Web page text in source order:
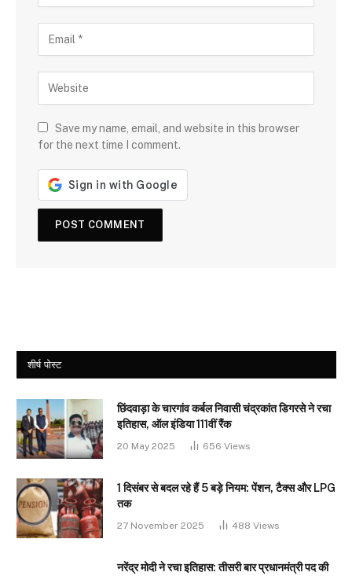
Save my name, email, and website in this browser
for the next time I comment.
शीर्ष पोस्ट
छिंदवाड़ा के चारगांव कर्बल निवासी चंद्रकांत डिगरसे ने रचा
इतिहास, ऑल इंडिया 111वीं रैंक
20 May 2025 656 Views
1 दिसंबर से बदल रहे हैं 5 बड़े नियम: पेंशन, टैक्स और LPG
तक
27 November 2025 488 Views
नरेंद्र मोदी ने रचा इतिहास: तीसरी बार प्रधानमंत्री पद की